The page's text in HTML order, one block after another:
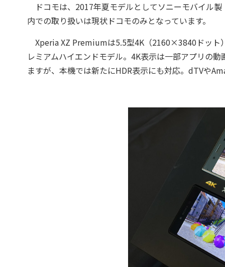
ドコモは、2017年夏モデルとしてソニーモバイル
内での取り扱いは現状ドコモのみとなっています。
Xperia XZ Premiumは5.5型4K（2160×3840ドット
レミアムハイエンドモデル。4K表示は一部アプリの
ますが、本機では新たにHDR表示にも対応。dTVや